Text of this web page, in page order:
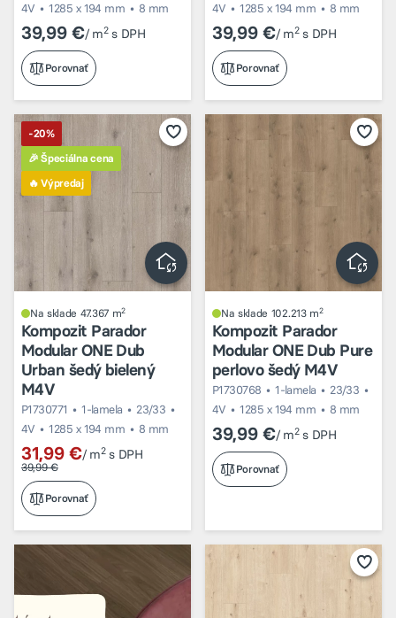
Porovnať
4V
1285 x 194 mm 8 mm
39,99 €/ m2s DPH
Porovnať
4V
1285 x 194 mm 8 mm
39,99 €/ m2s DPH
-20%
🎉 Špeciálna cena
🔥 Výpredaj
Porovnať
Na sklade 47.367 m2
Kompozit Parador
Modular ONE Dub
Urban šedý bielený
M4V
P1730771 1-lamela
23/33
4V
1285 x 194 mm 8 mm
31,99 €
39,99 €
/ m2s DPH
Porovnať
Na sklade 102.213 m2
Kompozit Parador
Modular ONE Dub Pure
perlovo šedý M4V
P1730768 1-lamela
23/33
4V
1285 x 194 mm 8 mm
39,99 €/ m2s DPH